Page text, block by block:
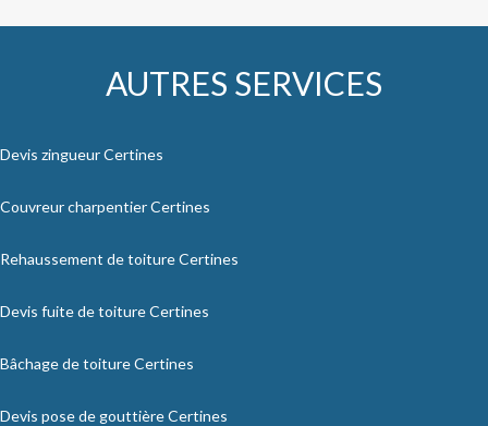
AUTRES SERVICES
Devis zingueur Certines
Couvreur charpentier Certines
Rehaussement de toiture Certines
Devis fuite de toiture Certines
Bâchage de toiture Certines
Devis pose de gouttière Certines